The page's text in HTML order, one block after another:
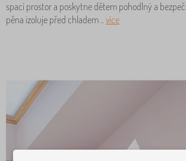
spací prostor a poskytne dětem pohodlný a
pěna izoluje před chladem .. více